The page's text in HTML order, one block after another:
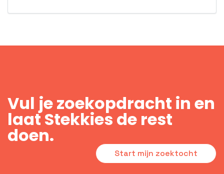
Vul je zoekopdracht in en
laat Stekkies de rest
doen.
Start mijn zoektocht